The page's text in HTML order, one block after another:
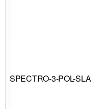
SPECTRO-3-POL-SLA